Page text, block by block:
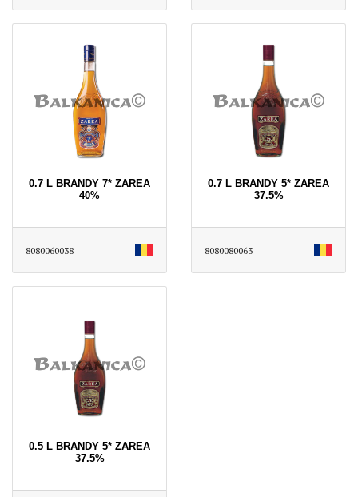
0.7 L BRANDY 7* ZAREA
40%
8080060038
0.7 L BRANDY 5* ZAREA
37.5%
8080080063
0.5 L BRANDY 5* ZAREA
37.5%